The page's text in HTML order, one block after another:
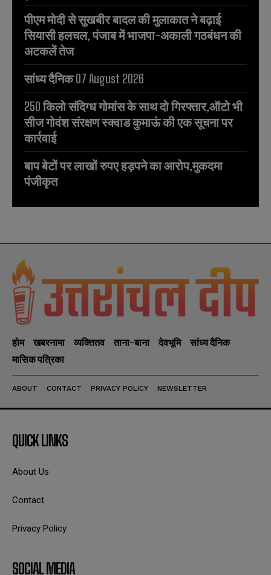
पीएम मोदी से सुखबीर बादल की मुलाकात ने बढ़ाई
सियासी हलचल, पंजाब में भाजपा-अकाली गठबंधन की
अटकलें तेज
सांध्य दैनिक 07 August 2026
250 किलो संदिग्ध गोमांस के साथ दो गिरफ्तार,ऑटो भी
सीज गोवंश संरक्षण स्क्वाड कुमाऊं की एक सूचना पर
कार्रवाई
बाप बेटों पर लाखों रुपए हड़पने का आरोप,मुकदमा
पंजीकृत
होम खबरनामा व्यक्तितव ताना-बाना देवभूमि
सांध्य दैनिक
मासिक पत्रिका
ABOUT CONTACT PRIVACY POLICY NEWSLETTER
QUICK LINKS
About Us
Contact
Privacy Policy
SOCIAL MEDIA